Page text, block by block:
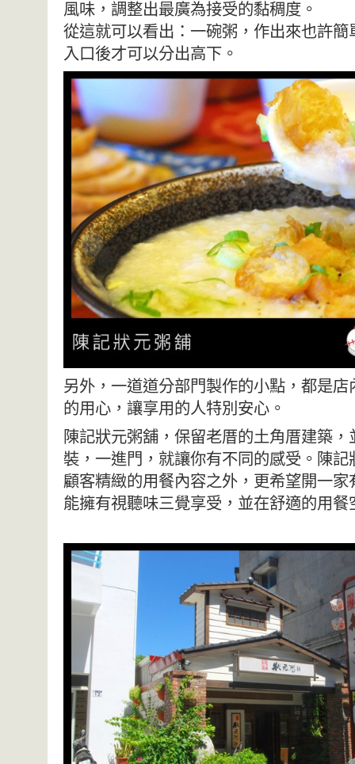
風味，調整出最廣為接受的黏稠度。
從這就可以看出：一碗粥，作出來也許
入口後才可以分出高下。
另外，一道道分部門製作的小點，都是店
的用心，讓享用的人特別安心。
陳記狀元粥舖，保留老厝的土角厝建築
裝， 一進門，就讓你有不同的感受。陳
顧客精緻的用餐內容之外， 更希望開一
能擁有視聽味三覺享受， 並在舒適的用餐